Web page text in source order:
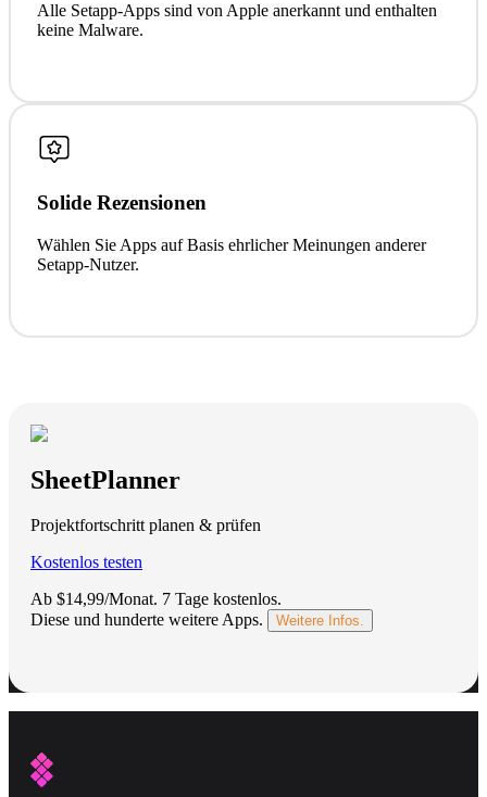
Alle Setapp-Apps sind von Apple anerkannt und enthalten
keine Malware.
Solide Rezensionen
Wählen Sie Apps auf Basis ehrlicher Meinungen anderer
Setapp-Nutzer.
SheetPlanner
Projektfortschritt planen & prüfen
Kostenlos testen
Ab $14,99/Monat. 7 Tage kostenlos.
Diese und hunderte weitere Apps.
Weitere Infos.